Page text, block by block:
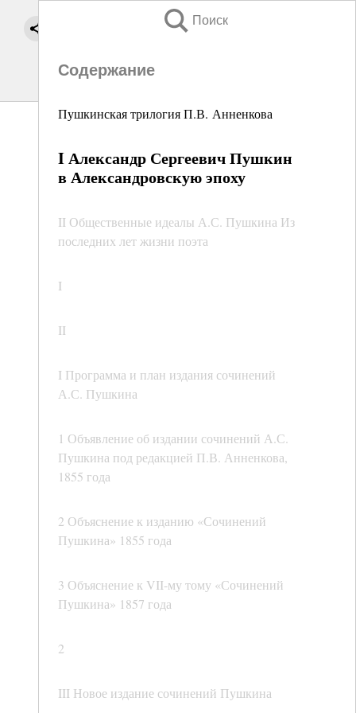
Поиск
Содержание
Пушкинская трилогия П.В. Анненкова
I Александр Сергеевич Пушкин
в Александровскую эпоху
II Общественные идеалы А.С. Пушкина Из
последних лет жизни поэта
I
II
I Программа и план издания сочинений
А.С. Пушкина
1 Объявление об издании сочинений А.С.
Пушкина под редакцией П.В. Анненкова,
1855 года
2 Объяснение к изданию «Сочинений
Пушкина» 1855 года
3 Объяснение к VII-му тому «Сочинений
Пушкина» 1857 года
2
III Новое издание сочинений Пушкина